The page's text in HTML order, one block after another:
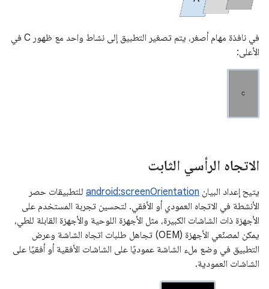
في نافذة مهام أصغر، يتم تصغير التطبيق إلى نشاط واحد مع ظهور C في
الأعلى:
الاتجاه الرأسي الثابت
يتيح إعداد البيان android:screenOrientation للتطبيقات حصر
الأنشطة في الاتجاه العمودي أو الأفقي. لتحسين تجربة المستخدم على
الأجهزة ذات الشاشات الكبيرة، مثل الأجهزة اللوحية والأجهزة القابلة للطي،
يمكن لمصنّعي الأجهزة (OEM) تجاهل طلبات اتجاه الشاشة وعرض
التطبيق في وضع ملء الشاشة عموديًا على الشاشات الأفقية أو أفقيًا على
الشاشات العمودية.